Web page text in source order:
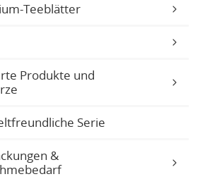
Teeblätter
Produkte und
Serie
&